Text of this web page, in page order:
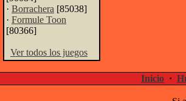
· Borrachera [85038]
· Formule Toon
[80366]
Ver todos los juegos
Inicio ·